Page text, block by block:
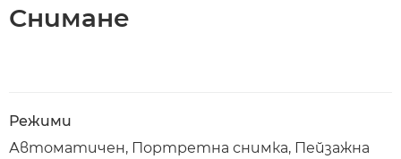
Снимане
Режими
Автоматичен, Портретна снимка, Пейзажна